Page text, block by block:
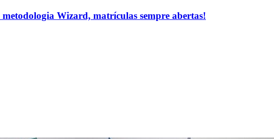
Wizard, matrículas sempre abertas!